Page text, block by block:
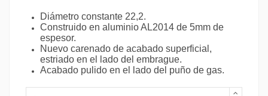
Diámetro constante 22,2.
Construido en aluminio AL2014 de 5mm de
espesor.
Nuevo carenado de acabado superficial,
estriado en el lado del embrague.
Acabado pulido en el lado del puño de gas.